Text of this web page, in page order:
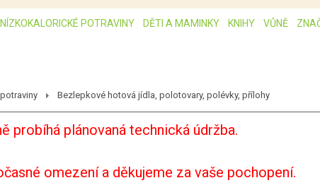
NÍZKOKALORICKÉ POTRAVINY DĚTI A MAMINKY KNIHY VŮNĚ
Bezlepkové hotová jídla, polotovary, polévky, přílohy
probíhá plánovaná technická údržba.
omezení a děkujeme za vaše pochopení.